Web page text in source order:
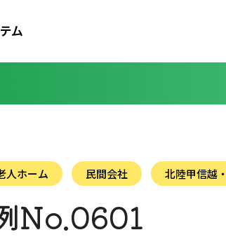
人ホーム 民間会社 北陸甲信越
No.0601